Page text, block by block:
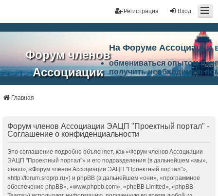
Вход
Регистрация
Форум членов
Ассоциации
портал"
На Форуме Ассоциации
обмениваться опытом и
получить необходимую
работа Форума
Ассоциации и успехам в
Ассоциации.
Главная
Форум членов Ассоциации ЭАЦП "Проектный портал" -
Соглашение о конфиденциальности
Это соглашение подробно объясняет, как «Форум членов Ассоциации
ЭАЦП "Проектный портал"» и его подразделения (в дальнейшем «мы»,
«наш», «Форум членов Ассоциации ЭАЦП "Проектный портал"»,
«http://forum.sroprp.ru») и phpBB (в дальнейшем «они», «программное
обеспечение phpBB», «www.phpbb.com», «phpBB Limited», «phpBB